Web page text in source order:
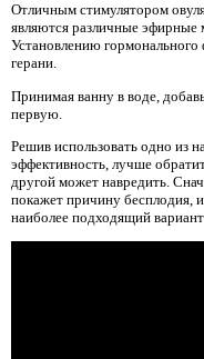
Отличным стимулятором
являются различные эфирные
Установлению
герани.
Принимая ванну в воде,
первую.
Решив использовать одно из
эффективность, лучше
другой может навредить.
покажет причину бесплодия,
наиболее подходящий